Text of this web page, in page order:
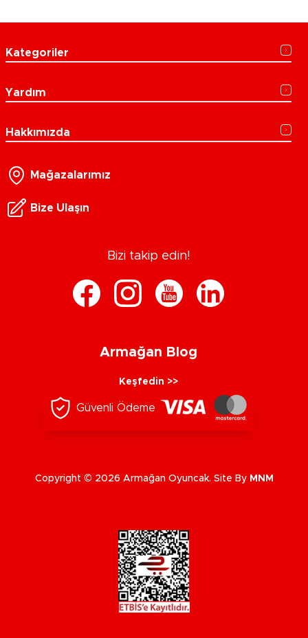
Kategoriler
Yardım
Hakkımızda
Mağazalarımız
Bize Ulaşın
Bizi takip edin!
Armağan Blog
Keşfedin >>
Güvenli Ödeme
Copyright © 2026 Armağan Oyuncak. Site By MNM